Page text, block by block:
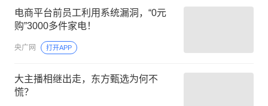
电商平台前员工利用系统漏洞，“0元
购”3000多件家电！
央广网 打开APP
大主播相继出走，东方甄选为何不
慌？